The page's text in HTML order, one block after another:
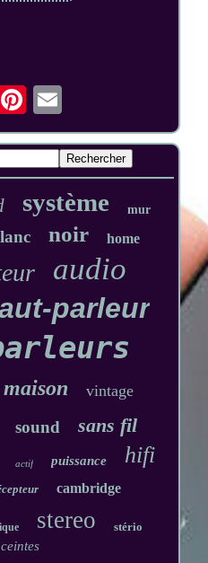
système mur
noir home
audio
parleur
maison vintage
sound sans fil
actif puissance hifi
cambridge
stereo stério